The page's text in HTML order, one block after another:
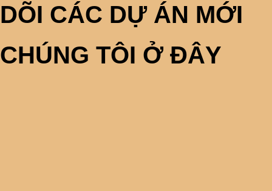
DÕI CÁC DỰ ÁN MỚI
CHÚNG TÔI Ở ĐÂY